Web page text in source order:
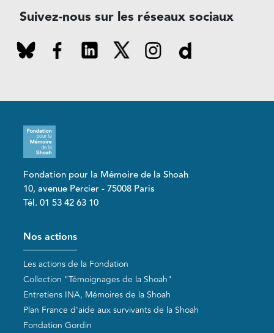
Suivez-nous sur les réseaux sociaux
Fondation pour la Mémoire de la Shoah
10, avenue Percier - 75008 Paris
Tél. 01 53 42 63 10
Pied de page
Nos actions
Les actions de la Fondation
Collection "Témoignages de la Shoah"
Entretiens INA, Mémoires de la Shoah
Plan France d'aide aux survivants de la Shoah
Fondation Gordin